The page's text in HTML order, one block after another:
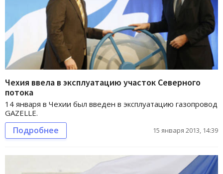
Чехия ввела в эксплуатацию участок Северного
потока
14 января в Чехии был введен в эксплуатацию газопровод
GAZELLE.
Подробнее 15 января 2013, 14:39